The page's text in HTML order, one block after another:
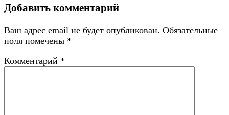
Добавить комментарий
Ваш адрес email не будет опубликован. Обязательные
поля помечены *
Комментарий *